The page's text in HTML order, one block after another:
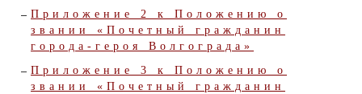
Приложение 2 к Положению о
звании «Почетный гражданин
города-героя Волгограда»
Приложение 3 к Положению о
звании «Почетный гражданин